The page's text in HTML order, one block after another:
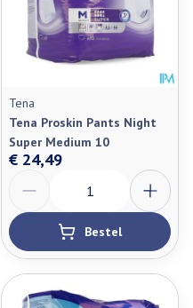
Tena
Tena Proskin Pants Night
Super Medium 10
€ 24,49
Bestel